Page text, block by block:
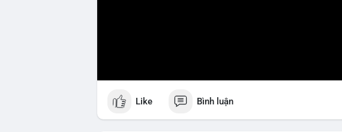
Like Bình luận